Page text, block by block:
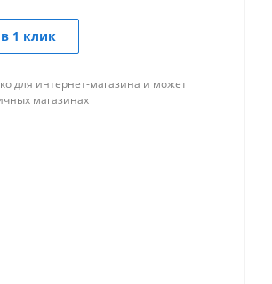
1 клик
для интернет-магазина и может
магазинах